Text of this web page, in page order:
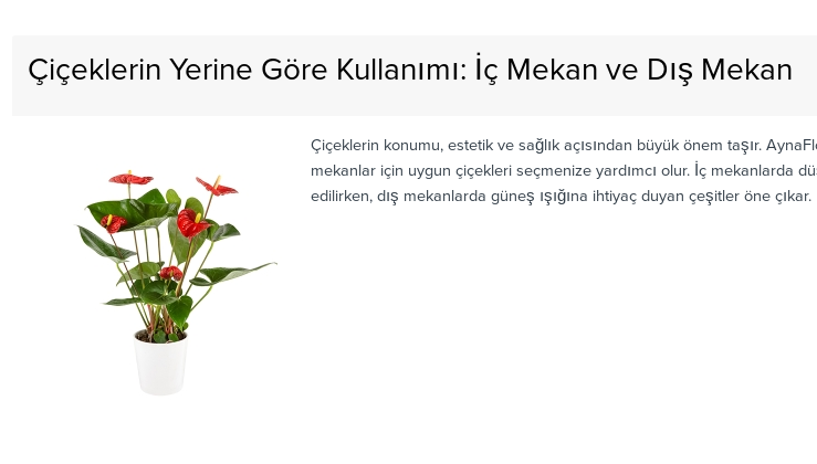
Çiçeklerin Yerine Göre Kullanımı: İç Mekan ve Dış Mekan
Çiçeklerin konumu, estetik ve sağlık açısından büyük önem taşır.
mekanlar için uygun çiçekleri seçmenize yardımcı olur. İç mekanlarda
edilirken, dış mekanlarda güneş ışığına ihtiyaç duyan çeşitler öne çıkar.